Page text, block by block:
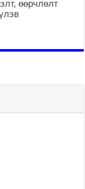
өөрчлөлт